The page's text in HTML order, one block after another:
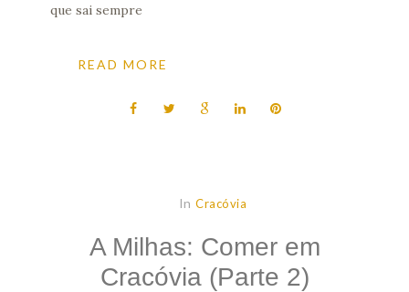
que sai sempre
READ MORE
In Cracóvia
A Milhas: Comer em
Cracóvia (Parte 2)